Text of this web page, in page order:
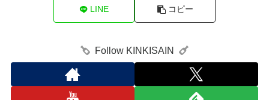
LINE コピー
Follow KINKISAIN